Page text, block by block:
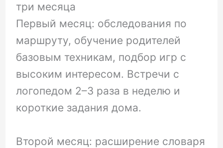
три месяца
Первый месяц: обследования по
маршруту, обучение родителей
базовым техникам, подбор игр с
высоким интересом. Встречи с
логопедом 2–3 раза в неделю и
короткие задания дома.
Второй месяц: расширение словаря